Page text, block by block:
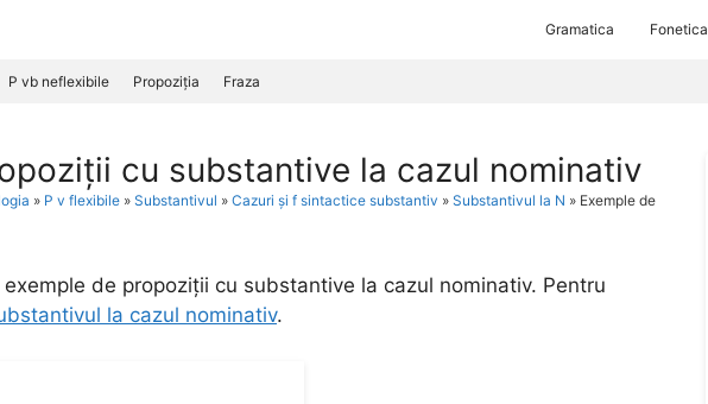
Gramatica Fonetica
P vb neflexibile Propoziția Fraza
cu substantive la cazul nominativ
» P v flexibile » Substantivul » Cazuri și f sintactice substantiv » Substantivul la N » Exemple de
de propoziții cu substantive la cazul nominativ. Pentru
la cazul nominativ.